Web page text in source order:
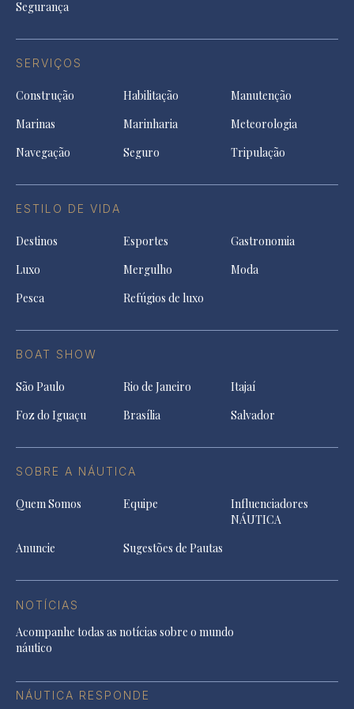
Segurança
SERVIÇOS
Construção Habilitação
Manutenção
Marinas
Marinharia
Meteorologia
Navegação
Seguro Tripulação
ESTILO DE VIDA
Destinos Esportes
Gastronomia
Luxo
Mergulho
Moda
Pesca
Refúgios de luxo
BOAT SHOW
São Paulo Rio de Janeiro
Itajaí
Foz do Iguaçu
Brasília Salvador
SOBRE A NÁUTICA
Quem Somos Equipe
Influenciadores
NÁUTICA
Anuncie
Sugestões de Pautas
NOTÍCIAS
Acompanhe todas as notícias sobre o mundo
náutico
NÁUTICA RESPONDE